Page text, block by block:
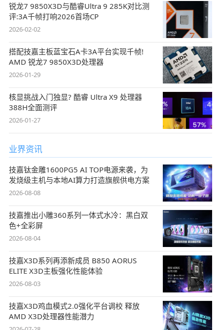
锐龙7 9850X3D与酷睿Ultra 9 285K对比测
评:3A千帧打响2026首场CP
2026-02-02
搭配技嘉主板蓝宝石A卡3A平台实现千帧!
AMD 锐龙7 9850X3D处理器
2026-01-29
核显挑战入门独显? 酷睿 Ultra X9 处理器
388H全面测评
2026-01-27
业界资讯
技嘉钛金雕1600PG5 AI TOP电源来袭，为
发烧级主机与本地AI算力打造旗舰供电方案
2026-08-08
技嘉推出小雕360系列一体式水冷：黑白双
色+全彩屏
2026-08-04
技嘉X3D系列再添新成员 B850 AORUS
ELITE X3D主板强化性能体验
2026-08-03
技嘉X3D鸡血模式2.0强化平台调校 释放
AMD X3D处理器性能潜力